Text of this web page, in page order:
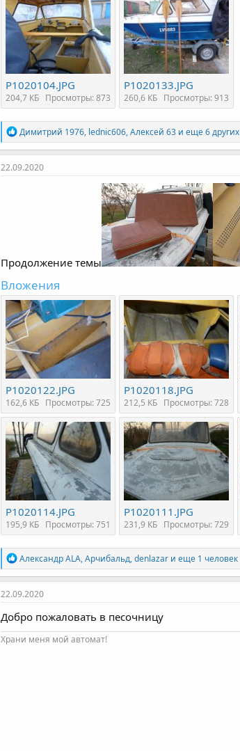
P1020104.JPG
204,7 КБ Просмотры: 873
P1020133.JPG
260,6 КБ Просмотры: 913
Р
е
а
к
Димитрий 1976, lednic606,Алексей 63 и еще 6 других
22.09.2020
Продолжение темы
Вложения
P1020122.JPG
162,6 КБ Просмотры: 725
P1020118.JPG
212,5 КБ Просмотры: 728
P1020114.JPG
195,9 КБ Просмотры: 751
P1020111.JPG
231,9 КБ Просмотры: 729
Р
е
а
к
и
и
:
Александр ALA,Арчибальд,denlazar и еще 1 человек
22.09.2020
Добро пожаловать в песочницу
Храни меня мой автомат!